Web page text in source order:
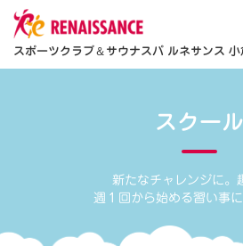
スポーツクラブ＆サウナスパ ルネサンス
スクール
新たなチャレンジに。
週１回から始める習い事に